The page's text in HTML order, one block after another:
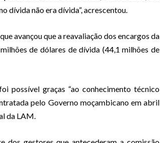
dívida não era dívida”, acrescentou.
avançou que a reavaliação dos encargos da
de dólares de dívida (44,1 milhões de
possível graças “ao conhecimento técnico
pelo Governo moçambicano em abril
da LAM.